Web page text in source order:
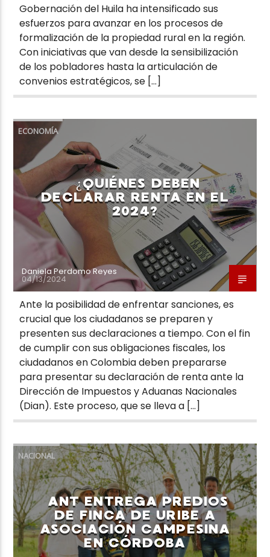
Gobernación del Huila ha intensificado sus
esfuerzos para avanzar en los procesos de
formalización de la propiedad rural en la región.
Con iniciativas que van desde la sensibilización
de los pobladores hasta la articulación de
convenios estratégicos, se […]
ECONOMÍA
¿QUIÉNES DEBEN
DECLARAR RENTA EN EL
2024?
Daniela Perdomo Reyes
04/13/2024
Ante la posibilidad de enfrentar sanciones, es
crucial que los ciudadanos se preparen y
presenten sus declaraciones a tiempo. Con el fin
de cumplir con sus obligaciones fiscales, los
ciudadanos en Colombia deben prepararse
para presentar su declaración de renta ante la
Dirección de Impuestos y Aduanas Nacionales
(Dian). Este proceso, que se lleva a […]
NACIONAL
ANT ENTREGA PREDIOS
DE FINCA DE URIBE A
ASOCIACIÓN CAMPESINA
EN CÓRDOBA